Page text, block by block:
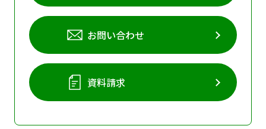
お問い合わせ
資料請求